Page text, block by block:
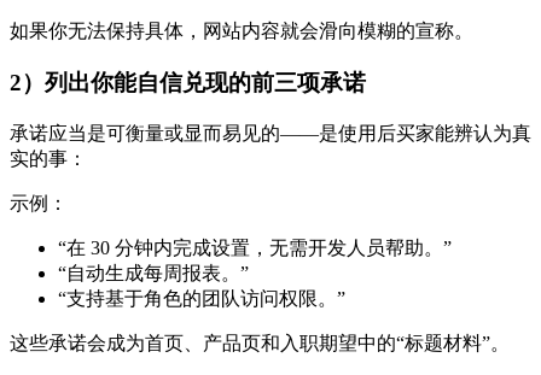
如果你无法保持具体，网站内容就会滑向模糊的宣称。
2）列出你能自信兑现的前三项承诺
承诺应当是可衡量或显而易见的——是使用后买家能辨认为真
实的事：
示例：
“在 30 分钟内完成设置，无需开发人员帮助。”
“自动生成每周报表。”
“支持基于角色的团队访问权限。”
这些承诺会成为首页、产品页和入职期望中的“标题材料”。